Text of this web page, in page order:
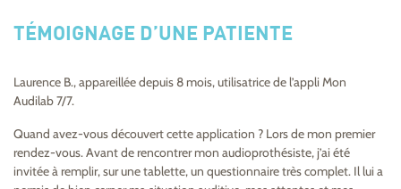
TÉMOIGNAGE D’UNE PATIENTE
Laurence B., appareillée depuis 8 mois, utilisatrice de l’appli Mon
Audilab 7/7.
Quand avez-vous découvert cette application ? Lors de mon premier
rendez-vous. Avant de rencontrer mon audioprothésiste, j’ai été
invitée à remplir, sur une tablette, un questionnaire très complet. Il lui a